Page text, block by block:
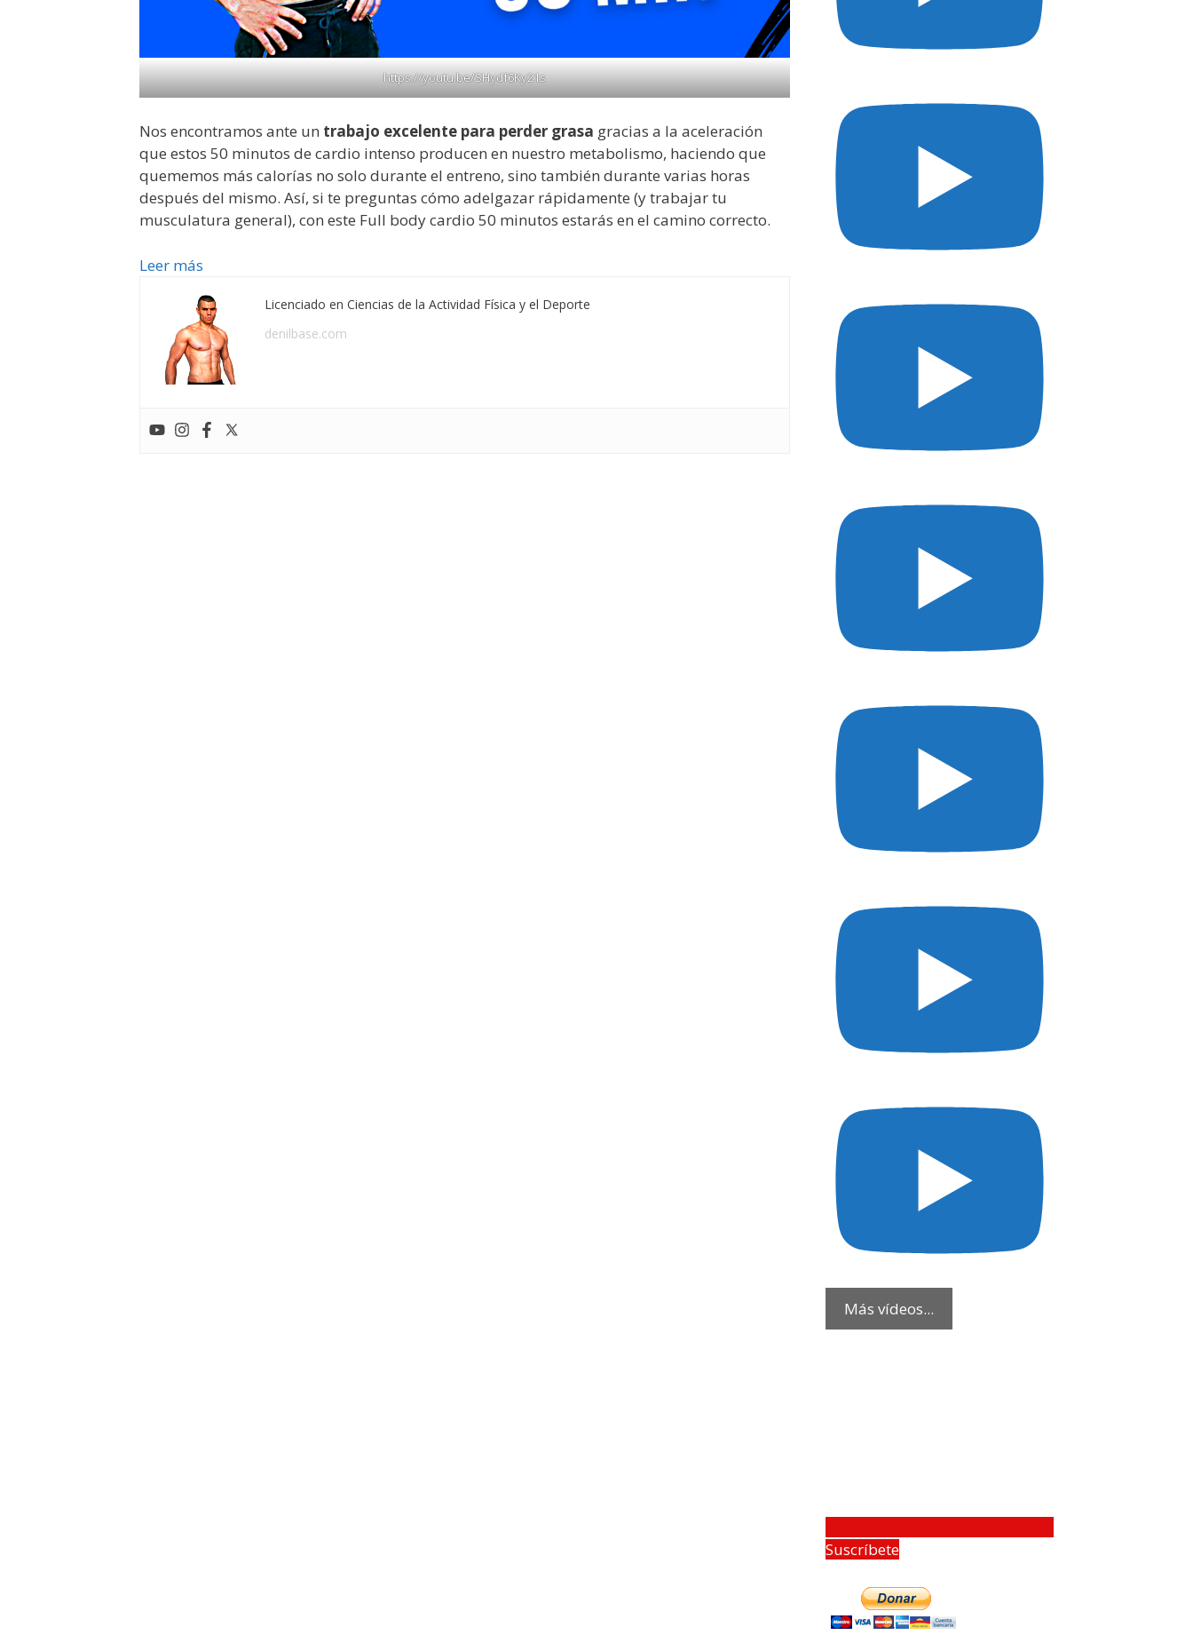
https://youtu.be/SHydf6Ky21s
Nos encontramos ante un trabajo excelente para perder grasa gracias a la aceleración
que estos 50 minutos de cardio intenso producen en nuestro metabolismo, haciendo que
quememos más calorías no solo durante el entreno, sino también durante varias horas
después del mismo. Así, si te preguntas cómo adelgazar rápidamente (y trabajar tu
musculatura general), con este Full body cardio 50 minutos estarás en el camino correcto.
Leer más
Licenciado en Ciencias de la Actividad Física y el Deporte
denilbase.com
Más vídeos...
Suscríbete